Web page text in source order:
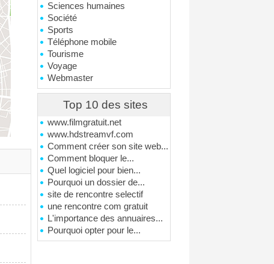
Sciences humaines
Société
Sports
Téléphone mobile
Tourisme
Voyage
Webmaster
Top 10 des sites
www.filmgratuit.net
www.hdstreamvf.com
Comment créer son site web...
Comment bloquer le...
Quel logiciel pour bien...
Pourquoi un dossier de...
site de rencontre selectif
une rencontre com gratuit
L'importance des annuaires...
Pourquoi opter pour le...